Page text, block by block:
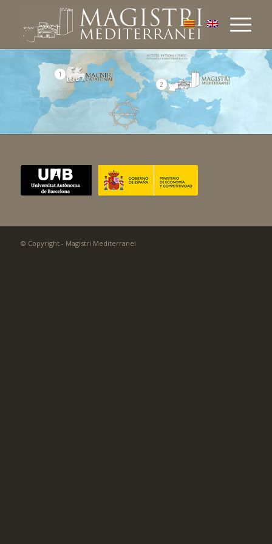
1
2
© Copyright - Magistri Mediterranei